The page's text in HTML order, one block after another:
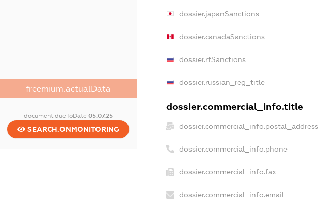
freemium.actualData
document.dueToDate 05.07.25
SEARCH.ONMONITORING
dossier.japanSanctions
dossier.canadaSanctions
dossier.rfSanctions
dossier.russian_reg_title
dossier.commercial_info.title
dossier.commercial_info.postal_address
dossier.commercial_info.phone
dossier.commercial_info.fax
dossier.commercial_info.email